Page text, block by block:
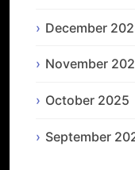
December
November
October 2025
September